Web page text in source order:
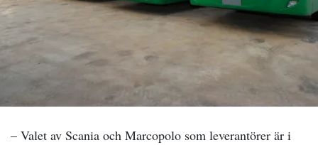
– Valet av Scania och Marcopolo som leverantörer är i